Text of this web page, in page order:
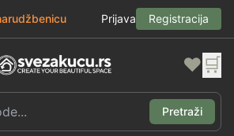
Prijava Registracija
❤️ 🛒
Pretraži